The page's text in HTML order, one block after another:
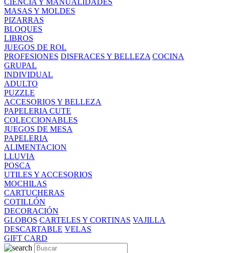
CIENCIA Y MANUALIDADES
MASAS Y MOLDES
PIZARRAS
BLOQUES
LIBROS
JUEGOS DE ROL
PROFESIONES DISFRACES Y BELLEZA COCINA
GRUPAL
INDIVIDUAL
ADULTO
PUZZLE
ACCESORIOS Y BELLEZA
PAPELERIA CUTE
COLECCIONABLES
JUEGOS DE MESA
PAPELERIA
ALIMENTACION
LLUVIA
POSCA
UTILES Y ACCESORIOS
MOCHILAS
CARTUCHERAS
COTILLÓN
DECORACIÓN
GLOBOS CARTELES Y CORTINAS VAJILLA
DESCARTABLE VELAS
GIFT CARD